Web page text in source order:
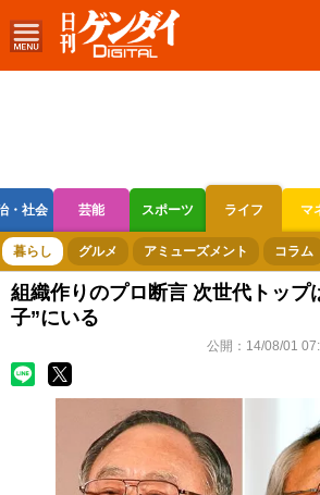
・社会 芸能 スポーツ ライフ マ
ボートレース 競輪 オートレース
暮らし グルメ アミューズメント コラム
組織作りのプロ断言 次世代トップ
子”にいる
公開： 14/08/01